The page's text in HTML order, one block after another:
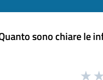
sono chiare le